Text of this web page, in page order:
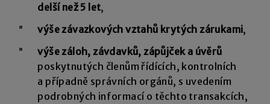
delší než 5 let,
výše závazkových vztahů krytých zárukami,
výše záloh, závdavků, zápůjček a úvěrů
poskytnutých členům řídících, kontrolních
a případně správních orgánů, s uvedením
podrobných informací o těchto transakcích,